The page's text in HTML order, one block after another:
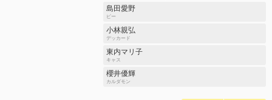
島田愛野
ビー
小林親弘
デッカード
東内マリ子
キャス
櫻井優輝
カルダモン